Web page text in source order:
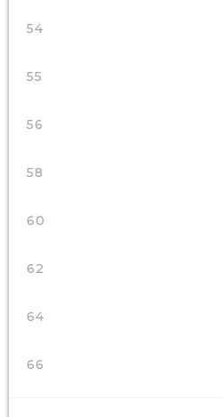
54
55
56
58
60
62
64
66